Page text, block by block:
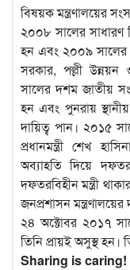
বিষয়ক মন্ত্রণালয়ের
২০০৮ সালের সাধারণ
হন এবং ২০০৯ সালের
সরকার, পল্লী উন্নয়ন
সালের দশম জাতীয়
হন এবং পুনরায়
দায়িত্ব পান। ২০১৫
প্রধানমন্ত্রী শেখ
অব্যাহতি দিয়ে
দফতরবিহীন মন্ত্রী
জনপ্রশাসন মন্ত্রণালয়ের
২৪ অক্টোবর ২০১৭
তিনি প্রায়ই অসুস্থ হন।
Sharing is caring!